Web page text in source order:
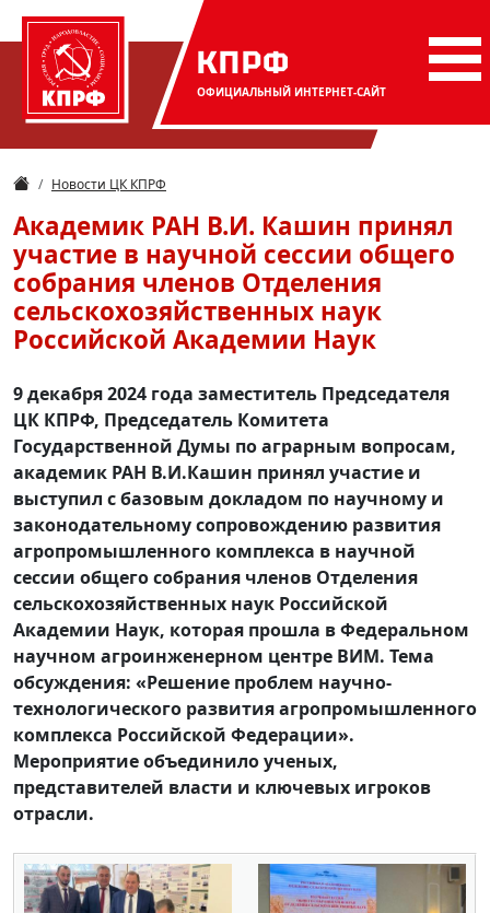
КПРФ
ОФИЦИАЛЬНЫЙ ИНТЕРНЕТ-САЙТ
Новости ЦК КПРФ
Академик РАН В.И. Кашин принял
участие в научной сессии общего
собрания членов Отделения
сельскохозяйственных наук
Российской Академии Наук
9 декабря 2024 года заместитель Председателя
ЦК КПРФ, Председатель Комитета
Государственной Думы по аграрным вопросам,
академик РАН В.И.Кашин принял участие и
выступил с базовым докладом по научному и
законодательному сопровождению развития
агропромышленного комплекса в научной
сессии общего собрания членов Отделения
сельскохозяйственных наук Российской
Академии Наук, которая прошла в Федеральном
научном агроинженерном центре ВИМ. Тема
обсуждения: «Решение проблем научно-
технологического развития агропромышленного
комплекса Российской Федерации».
Мероприятие объединило ученых,
представителей власти и ключевых игроков
отрасли.